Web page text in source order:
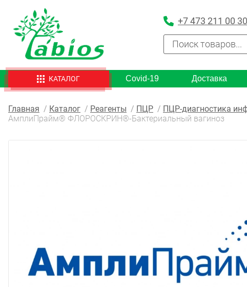
+7 473 211 00 30
КАТАЛОГ Covid-19 Доставка
Главная Каталог Реагенты ПЦР ПЦР-диагностика
АмплиПрайм® ФЛОРОСКРИН®-Бактериальный вагиноз